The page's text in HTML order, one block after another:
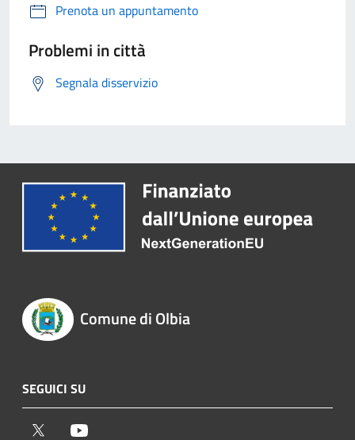
Prenota un appuntamento
Problemi in città
Segnala disservizio
Comune di Olbia
SEGUICI SU
Twitter